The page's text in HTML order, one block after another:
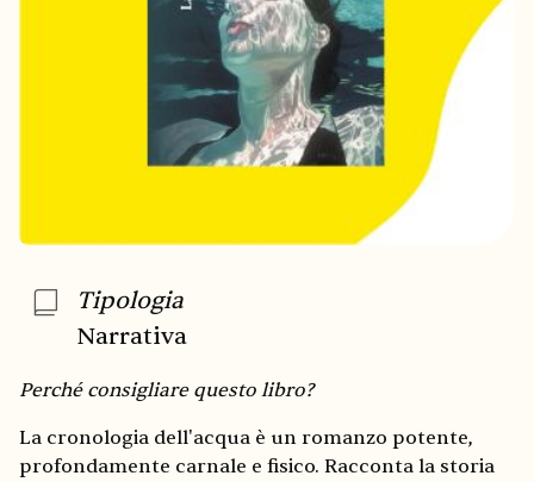
Tipologia
Narrativa
Perché consigliare questo libro?
La cronologia dell'acqua è un romanzo potente,
profondamente carnale e fisico. Racconta la storia